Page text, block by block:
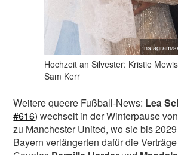
Instagram/
Hochzeit an Silvester: Kristie
Sam Kerr
Weitere queere Fußball-News: Lea
#616) wechselt in der Winterpause
zu Manchester United, wo sie bis
Bayern verlängerten dafür die